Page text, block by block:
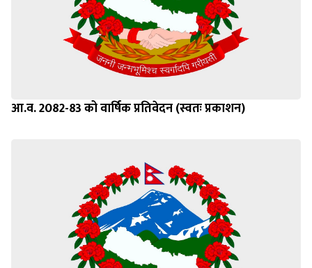
आ.व. 2082-83 को वार्षिक प्रतिवेदन (स्वतः प्रकाशन)